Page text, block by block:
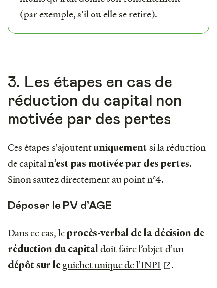
(par exemple, s’il ou elle se retire).
3. Les étapes en cas de
réduction du capital non
motivée par des pertes
Ces étapes s'ajoutentuniquement si laréduction
de capital n’est pas motivée par des pertes.
Sinon sautez directement au point n°4.
Déposer le PV d’AGE
Dans ce cas, leprocès-verbal de la décision de
réduction du capital doit faire l’objet d’un
dépôt sur le guichet unique de l’INPI .